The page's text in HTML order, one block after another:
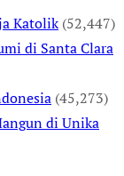
Katolik (52,447)
di Santa Clara
(45,273)
di Unika